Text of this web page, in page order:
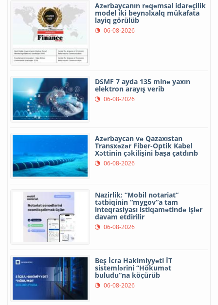
Azərbaycanın rəqəmsal idarəçilik
model iki beynəlxalq mükafata
layiq görülüb
06-08-2026
DSMF 7 ayda 135 minə yaxın
elektron arayış verib
06-08-2026
Azərbaycan və Qazaxıstan
Transxəzər Fiber-Optik Kabel
Xəttinin çəkilişini başa çatdırıb
06-08-2026
Nazirlik: “Mobil notariat”
tətbiqinin “mygov”a tam
inteqrasiyası istiqamətində işlər
davam etdirilir
06-08-2026
Beş İcra Hakimiyyəti İT
sistemlərini “Hökumət
buludu”na köçürüb
06-08-2026